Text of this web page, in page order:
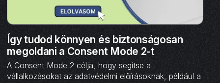
Így tudod könnyen és biztonságosan
megoldani a Consent Mode 2-t
A Consent Mode 2 célja, hogy segítse a
vállalkozásokat az adatvédelmi előírásoknak, például a